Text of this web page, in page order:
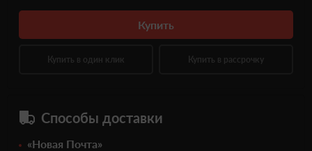
Купить
Купить в один клик Купить в рассрочку
Способы доставки
«Новая Почта»